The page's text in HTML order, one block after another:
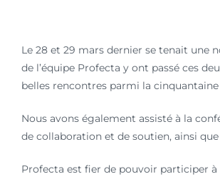
Le 28 et 29 mars dernier se tenait une
de l’équipe Profecta y ont passé ces
belles rencontres parmi la
Nous avons également assisté à la
de collaboration et de soutien, ainsi
Profecta est fier de pouvoir participer